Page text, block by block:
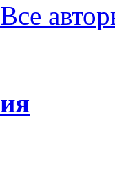
Все